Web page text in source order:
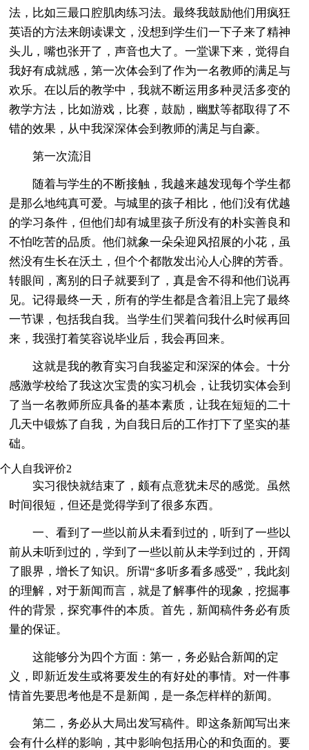
法，比如三最口腔肌肉练习法。最终我鼓励他们用疯狂
英语的方法来朗读课文，没想到学生们一下子来了精神
头儿，嘴也张开了，声音也大了。一堂课下来，觉得自
我好有成就感，第一次体会到了作为一名教师的满足与
欢乐。在以后的教学中，我就不断运用多种灵活多变的
教学方法，比如游戏，比赛，鼓励，幽默等都取得了不
错的效果，从中我深深体会到教师的满足与自豪。
第一次流泪
随着与学生的不断接触，我越来越发现每个学生都
是那么地纯真可爱。与城里的孩子相比，他们没有优越
的学习条件，但他们却有城里孩子所没有的朴实善良和
不怕吃苦的品质。他们就象一朵朵迎风招展的小花，虽
然没有生长在沃土，但个个都散发出沁人心脾的芳香。
转眼间，离别的日子就要到了，真是舍不得和他们说再
见。记得最终一天，所有的学生都是含着泪上完了最终
一节课，包括我自我。当学生们哭着问我什么时候再回
来，我强打着笑容说毕业后，我会再回来。
这就是我的教育实习自我鉴定和深深的体会。十分
感激学校给了我这次宝贵的实习机会，让我切实体会到
了当一名教师所应具备的基本素质，让我在短短的二十
几天中锻炼了自我，为自我日后的工作打下了坚实的基
础。
个人自我评价2
实习很快就结束了，颇有点意犹未尽的感觉。虽然
时间很短，但还是觉得学到了很多东西。
一、看到了一些以前从未看到过的，听到了一些以
前从未听到过的，学到了一些以前从未学到过的，开阔
了眼界，增长了知识。所谓“多听多看多感受”，我此刻
的理解，对于新闻而言，就是了解事件的现象，挖掘事
件的背景，探究事件的本质。首先，新闻稿件务必有质
量的保证。
这能够分为四个方面：第一，务必贴合新闻的定
义，即新近发生或将要发生的有好处的事情。对一件事
情首先要思考他是不是新闻，是一条怎样样的新闻。
第二，务必从大局出发写稿件。即这条新闻写出来
会有什么样的影响，其中影响包括用心的和负面的。要